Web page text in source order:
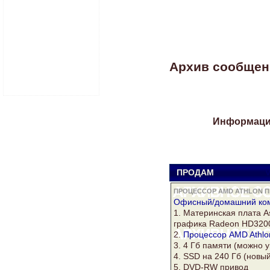
Архив
ПРОДАМ
ПРОЦЕССОР AMD ATHLON
Офисный/домашний
1. Материнская плата
графика Radeon
2.Процессор AMD
3. 4 Гб памяти (можно
4. SSD на 240 Гб
5. DVD-RW привод